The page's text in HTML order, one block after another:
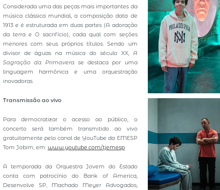
Considerada uma das peças mais importantes da
música clássica mundial, a composição data de
1913 e é estruturada em duas partes (A adoração
da terra e O sacrifício), cada qual com seções
menores com seus próprios títulos. Sendo um
divisor de águas na música do século XX,
A
Sagração da Primaverase destaca por uma
linguagem harmônica e uma orquestração
inovadoras.
Transmissão ao vivo
Para democratizar o acesso ao público, o
concerto será também transmitido ao vivo
gratuitamente pelo canal de YouTube da EMESP
Tom Jobim, em: www.youtube.com/tjemesp
A temporada da Orquestra Jovem do Estado
conta com patrocínio do Bank of America,
Desenvolve SP, Machado Meyer Advogados,